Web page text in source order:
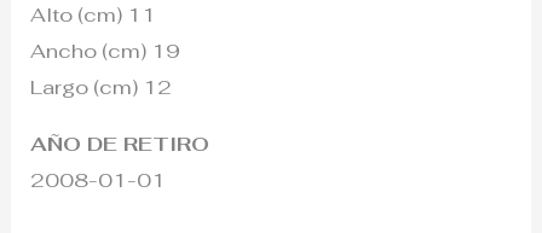
Alto (cm) 11
Ancho (cm) 19
Largo (cm) 12
AÑO DE RETIRO
2008-01-01